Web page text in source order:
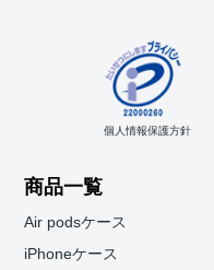
個人情報保護方針
商品一覧
Air podsケース
iPhoneケース